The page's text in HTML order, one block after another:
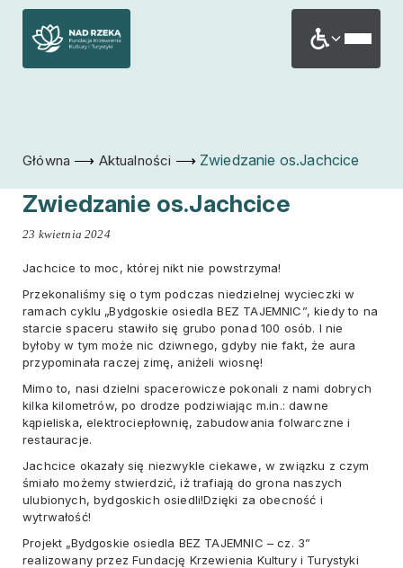
Główna ⟶ Aktualności ⟶ Zwiedzanie os.Jachcice
Zwiedzanie os.Jachcice
23 kwietnia 2024
Jachcice to moc, której nikt nie powstrzyma!
Przekonaliśmy się o tym podczas niedzielnej wycieczki w
ramach cyklu „Bydgoskie osiedla BEZ TAJEMNIC”, kiedy to na
starcie spaceru stawiło się grubo ponad 100 osób. I nie
byłoby w tym może nic dziwnego, gdyby nie fakt, że aura
przypominała raczej zimę, aniżeli wiosnę!
Mimo to, nasi dzielni spacerowicze pokonali z nami dobrych
kilka kilometrów, po drodze podziwiając m.in.: dawne
kąpieliska, elektrociepłownię, zabudowania folwarczne i
restauracje.
Jachcice okazały się niezwykle ciekawe, w związku z czym
śmiało możemy stwierdzić, iż trafiają do grona naszych
ulubionych, bydgoskich osiedli!Dzięki za obecność i
wytrwałość!
Projekt „Bydgoskie osiedla BEZ TAJEMNIC – cz. 3”
realizowany przez Fundację Krzewienia Kultury i Turystyki